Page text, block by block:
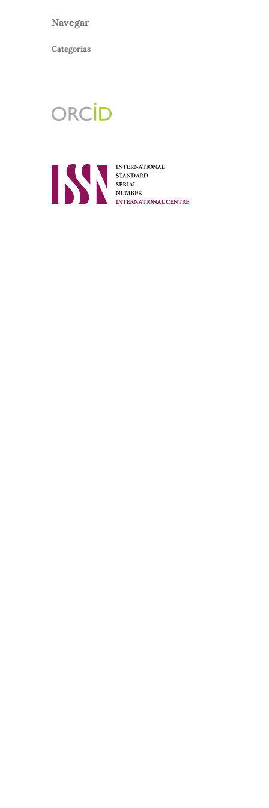
Navegar
Categorías